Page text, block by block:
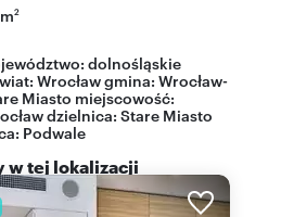
2
dolnośląskie
Wrocławgmina: Wrocław-
Miasto miejscowość:
dzielnica: Stare Miasto
Podwale
w tej lokalizacji